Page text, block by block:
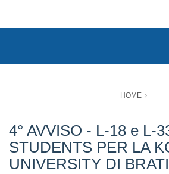
HOME
4° AVVISO - L-18 e L-
STUDENTS PER LA
UNIVERSITY DI